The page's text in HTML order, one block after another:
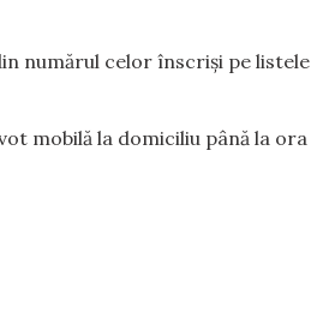
numărul celor înscriși pe listele
mobilă la domiciliu până la ora